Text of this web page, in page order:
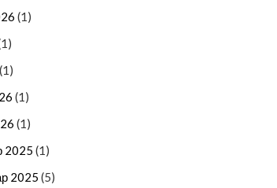
(1)
(1)
(1)
(1)
2025 (1)
2025 (5)